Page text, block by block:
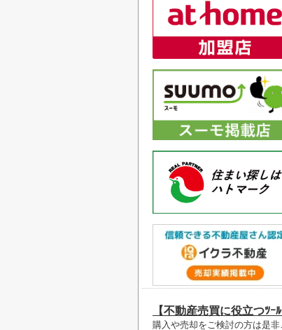
【不動産売買に役立つﾂｰﾙ
購入や売却をご検討の方は是非